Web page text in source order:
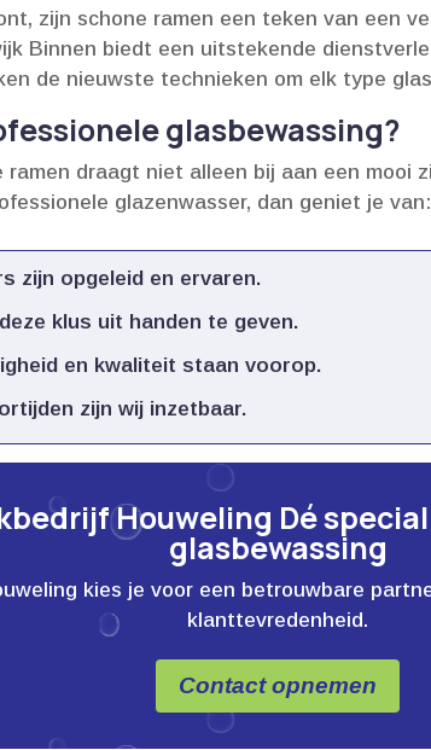
zijn schone ramen een teken van een
Binnen biedt een uitstekende
de nieuwste technieken om elk type
glasbewassing?
ramen draagt niet alleen bij aan een mooi
glazenwasser, dan geniet je van:
zijn opgeleid en ervaren.​
klus uit handen te geven.​
en kwaliteit staan voorop.​
zijn wij inzetbaar.​
Houweling Dé
glasbewassing
kies je voor een betrouwbare
klanttevredenheid.
Contact opnemen